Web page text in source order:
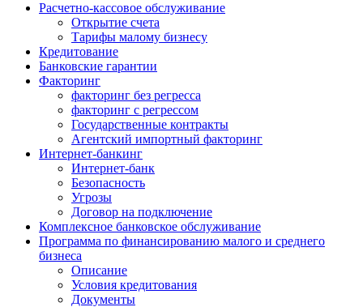
Расчетно-кассовое обслуживание
Открытие счета
Тарифы малому бизнесу
Кредитование
Банковские гарантии
Факторинг
факторинг без регресса
факторинг с регрессом
Государственные контракты
Агентский импортный факторинг
Интернет-банкинг
Интернет-банк
Безопасность
Угрозы
Договор на подключение
Комплексное банковское обслуживание
Программа по финансированию малого и среднего
бизнеса
Описание
Условия кредитования
Документы